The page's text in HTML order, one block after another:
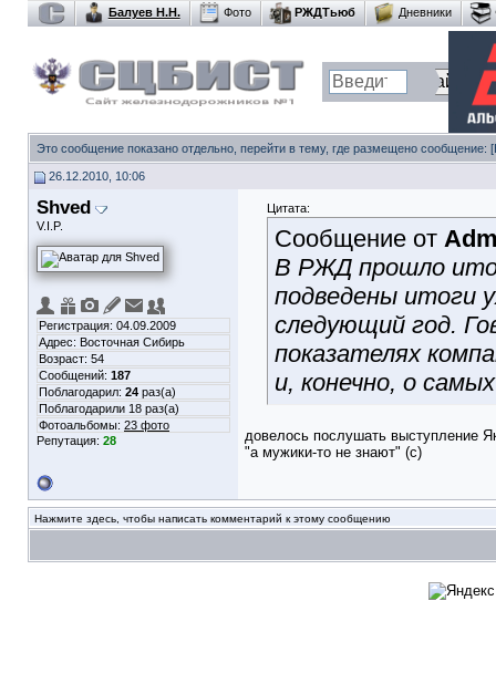
Балуев Н.Н. Фото РЖДТьюб Дневники
Это сообщение показано отдельно, перейти в тему, где размещено
26.12.2010, 10:06
Shved
V.I.P.
Регистрация: 04.09.2009
Адрес: Восточная Сибирь
Возраст: 54
Сообщений: 187
Поблагодарил: 24 раз(а)
Поблагодарили 18 раз(а)
Фотоальбомы: 23 фото
Репутация: 28
Цитата:
Сообщение от
В РЖД прошло
подведены итоги
следующий год.
показателях
и, конечно, о
довелось послушать выступление
"а мужики-то не знают" (с)
Нажмите здесь, чтобы написать комментарий к этому сообщению